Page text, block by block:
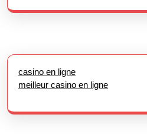
casino en ligne
meilleur casino en ligne